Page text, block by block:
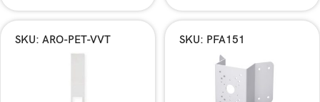
SKU: ARO-PET-VVT SKU: PFA151